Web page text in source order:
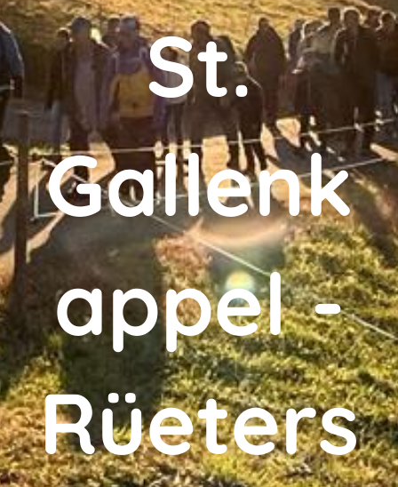
St.
Gallenk
appel -
Rüeters